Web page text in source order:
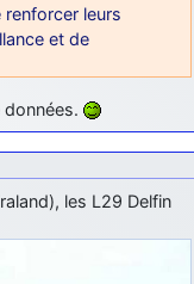
leurs
et de
les L29 Delfin